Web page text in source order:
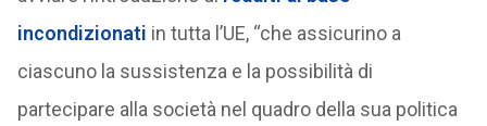
incondizionati in tutta l’UE, “che assicurino a
ciascuno la sussistenza e la possibilità di
partecipare alla società nel quadro della sua politica